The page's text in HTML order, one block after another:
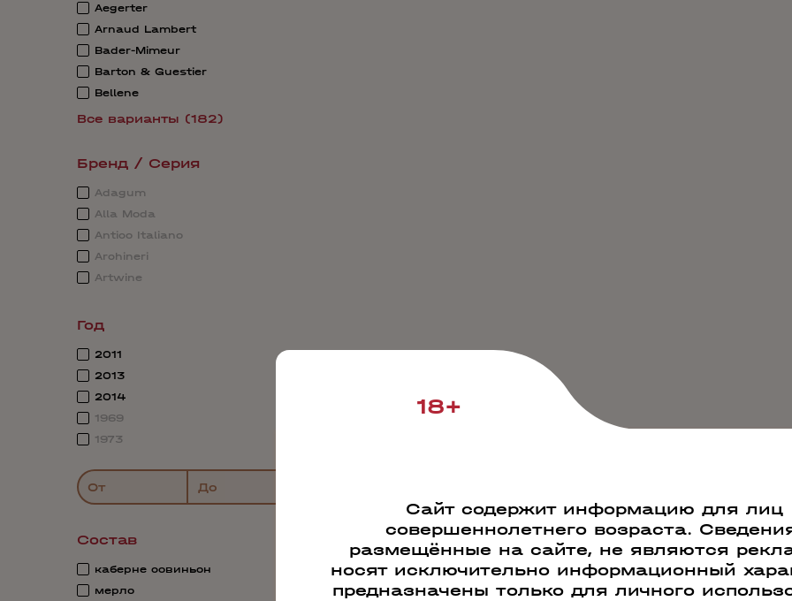
Aegerter
Arnaud Lambert
Bader-Mimeur
Barton & Guestier
Bellene
Все варианты (182)
Бренд / Серия
Adagum
Alla Moda
Antico Italiano
Archineri
Artwine
Год
2011
2013
2014
1969
1973
От До
Состав
каберне совиньон
мерло
18+
Сайт содержит информацию для лиц
совершеннолетнего возраста.
размещённые на сайте, не являются
носят исключительно информационный
предназначены только для личного